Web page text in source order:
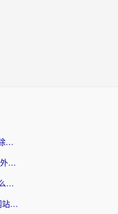
优酷手机app地域限制怎么解除？海外党亲测有效的追剧方案
全民K歌国外如何听原唱？海外党亲测有效的回国加速器选择指南
在海外如果使用交管12123怎么处理？留学生亲测有效的回国加速方案
海外看国内电视直播用什么网站比较好？一篇解决你所有追剧难题的实用指南